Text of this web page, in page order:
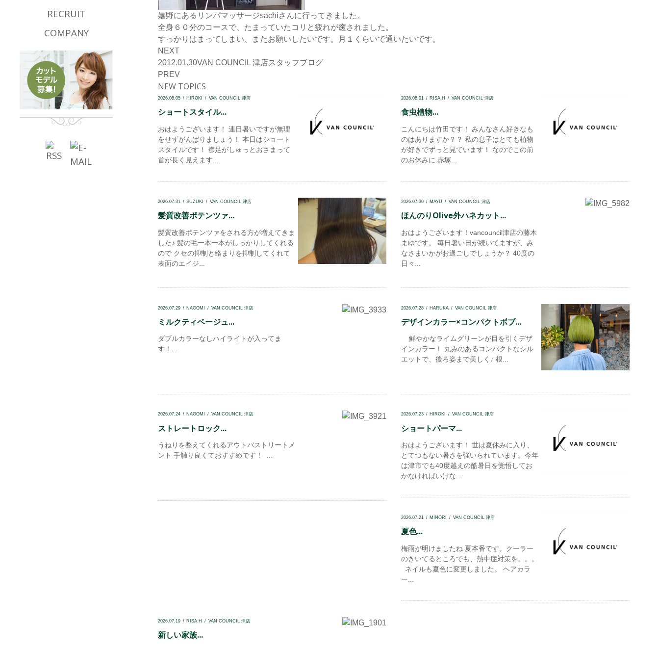
嬉野にあるリンパマッサージsachiさんに行ってきました。
全身６０分のコースで、たまっていたコリと疲れが癒されました。
すっかりはまってしまい、またお願いしたいです。月１くらいで通いたいです。
NEXT
2012.01.30VAN COUNCIL 津店スタッフブログ
PREV
NEW TOPICS
2026.08.05 HIROKI VAN COUNCIL 津店
ショートスタイル...
おはようございます！ 連日暑いですが無理
をせずがんばりましょう！ 本日はショート
スタイルです！ 襟足がしゅっとおさまって
首が長く見えます...
2026.08.01 RISA.H VAN COUNCIL 津店
食虫植物...
こんにちは竹田です！ みんなさん好きなも
のはありますか？？ 私の息子はとても植物
が好きでずっと見ています！ なのでこの前
のお休みに 赤塚...
2026.07.31 SUZUKI VAN COUNCIL 津店
髪質改善ポテンツァ...
髪質改善ポテンツァをされる方が増えてきま
した♪ 髪の毛一本一本がしっかりしてくれる
ので クセの抑制と絡まりを抑制してくれて
表面のエイジ...
2026.07.30 MAYU VAN COUNCIL 津店
ほんのりOlive外ハネカット...
おはようございます！vancouncil津店の藤木
まゆです。 毎日暑い日が続いてますが、み
なさまいかがお過ごしでしょうか？ 40度の
日々...
2026.07.29 NAGOMI VAN COUNCIL 津店
ミルクティベージュ...
ダブルカラーなしハイライトが入ってま
す！...
2026.07.28 HARUKA VAN COUNCIL 津店
デザインカラー×コンパクトボブ...
鮮やかなライムグリーンが目を引くデザ
インカラー！ 丸みのあるコンパクトなシル
エットで、後ろ姿まで美しく♪ 根...
2026.07.24 NAGOMI VAN COUNCIL 津店
ストレートロック...
うねりを整えてくれるアウトバストリートメ
ント 手触り良くておすすめです！ ...
2026.07.23 HIROKI VAN COUNCIL 津店
ショートパーマ...
おはようございます！ 世は夏休みに入り、
とてつもない暑さを強いられています。今年
は津市でも40度越えの酷暑日を覚悟してお
かなければいけな...
2026.07.21 MINORI VAN COUNCIL 津店
夏色...
梅雨が明けましたね 夏本番です。クーラー
のきいてるところでも、熱中症対策を。。。
ネイルも夏色に変更しました。 ヘアカラ
ー...
2026.07.19 RISA.H VAN COUNCIL 津店
新しい家族...
RECRUIT
COMPANY